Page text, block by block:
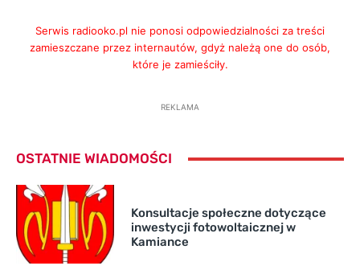
Serwis radiooko.pl nie ponosi odpowiedzialności za treści
zamieszczane przez internautów, gdyż należą one do osób,
które je zamieściły.
REKLAMA
OSTATNIE WIADOMOŚCI
Konsultacje społeczne dotyczące
inwestycji fotowoltaicznej w
Kamiance